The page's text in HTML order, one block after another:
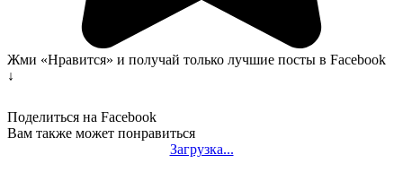
Жми «Нравится» и получай только лучшие посты в Facebook
↓
Поделиться на Facebook
Вам также может понравиться
Загрузка...